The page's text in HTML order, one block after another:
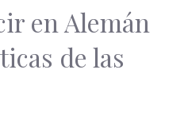
en Alemán
de las